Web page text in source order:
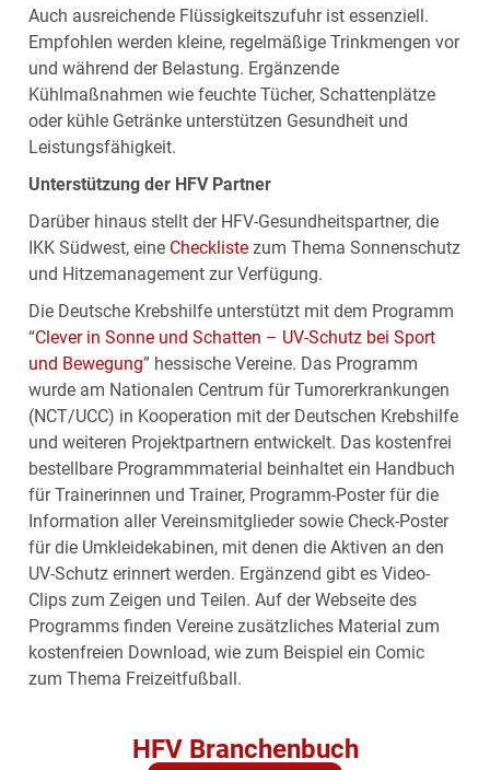
Auch ausreichende Flüssigkeitszufuhr ist essenziell.
Empfohlen werden kleine, regelmäßige Trinkmengen vor
und während der Belastung. Ergänzende
Kühlmaßnahmen wie feuchte Tücher, Schattenplätze
oder kühle Getränke unterstützen Gesundheit und
Leistungsfähigkeit.
Unterstützung der HFV Partner
Darüber hinaus stellt der HFV-Gesundheitspartner, die
IKK Südwest, eine Checkliste zum Thema Sonnenschutz
und Hitzemanagement zur Verfügung.
Die Deutsche Krebshilfe unterstützt mit dem Programm
“Clever in Sonne und Schatten – UV-Schutz bei Sport
und Bewegung” hessische Vereine. Das Programm
wurde am Nationalen Centrum für Tumorerkrankungen
(NCT/UCC) in Kooperation mit der Deutschen Krebshilfe
und weiteren Projektpartnern entwickelt. Das kostenfrei
bestellbare Programmmaterial beinhaltet ein Handbuch
für Trainerinnen und Trainer, Programm-Poster für die
Information aller Vereinsmitglieder sowie Check-Poster
für die Umkleidekabinen, mit denen die Aktiven an den
UV-Schutz erinnert werden. Ergänzend gibt es Video-
Clips zum Zeigen und Teilen. Auf der Webseite des
Programms finden Vereine zusätzliches Material zum
kostenfreien Download, wie zum Beispiel ein Comic
zum Thema Freizeitfußball.
HFV Branchenbuch